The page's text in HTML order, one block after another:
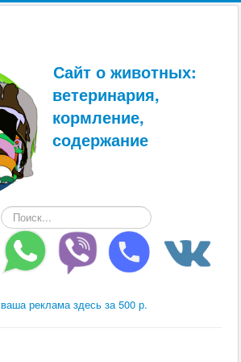
Сайт о животных:
ветеринария,
кормление,
содержание
Искать...
ваша реклама здесь за 500 р.